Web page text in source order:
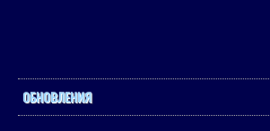
ОБНОВЛЕНИЯ